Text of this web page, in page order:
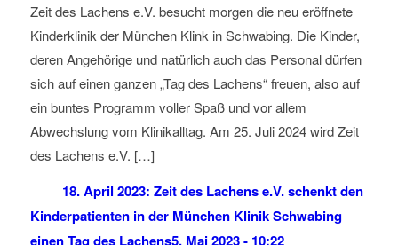
Zeit des Lachens e.V. besucht morgen die neu eröffnete
Kinderklinik der München Klink in Schwabing. Die Kinder,
deren Angehörige und natürlich auch das Personal dürfen
sich auf einen ganzen „Tag des Lachens“ freuen, also auf
ein buntes Programm voller Spaß und vor allem
Abwechslung vom Klinikalltag. Am 25. Juli 2024 wird Zeit
des Lachens e.V. […]
18. April 2023: Zeit des Lachens e.V. schenkt den
Kinderpatienten in der München Klinik Schwabing
einen Tag des Lachens5. Mai 2023 - 10:22